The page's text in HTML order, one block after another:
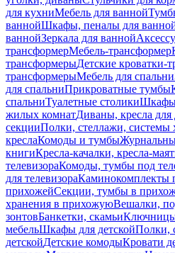
для кухниМебель для ванной
ваннойШкафы, пеналы для
ваннойЗеркала для ванной
трансформерМебель-трансформер
трансформерыДетские кроватки-
трансформерыМебель для спальни
для спальниПрикроватные тумбы
спальниТуалетные столикиШкафы
жилых комнатДиваны, кресла для
секцииПолки, стеллажи, системы
креслаКомоды и тумбы
книгиКресла-качалки, кресла-
телевизораКомоды, тумбы под
для телевизораКаминокомплекты
прихожейСекции, тумбы в
хранения в прихожуюВешалки,
зонтовБанкетки, скамьи
мебельШкафы для детскойПолки,
детскойДетские комодыКровати